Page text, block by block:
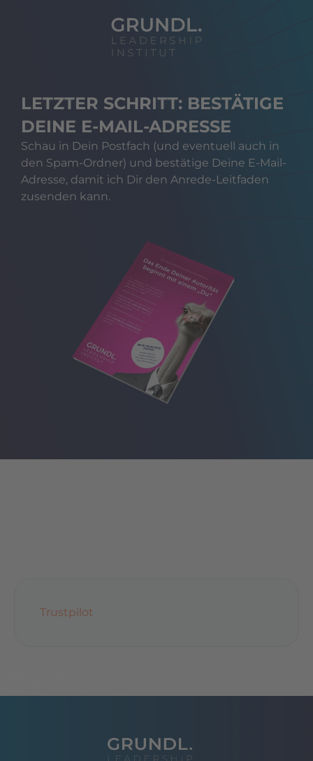
LETZTER SCHRITT: BESTÄTIGE
DEINE E-MAIL-ADRESSE
Schau in Dein Postfach (und eventuell auch in
den Spam-Ordner) und bestätige Deine E-Mail-
Adresse, damit ich Dir den Anrede-Leitfaden
zusenden kann.
Trustpilot